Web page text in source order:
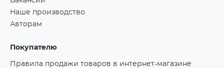
Наше производство
Авторам
Покупателю
Правила продажи товаров в интернет-магазине